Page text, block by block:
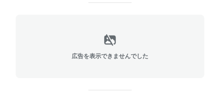
広告を表示できませんでした